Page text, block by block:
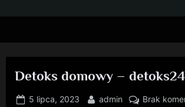
Detoks domowy –
Posted
5 lipca, 2023 By
admin Brak